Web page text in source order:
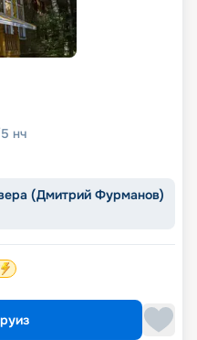
5 нч
(Дмитрий Фурманов)